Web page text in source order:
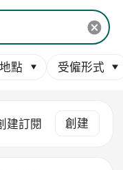
點 受僱形式
建訂閱 創建